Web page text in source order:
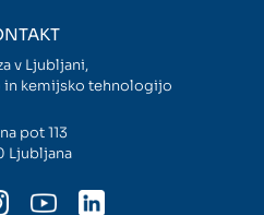
Alumni UL FKKT
Center za raziskave vode UL
SL
v Ljubljani,
in kemijsko tehnologijo
pot 113
Ljubljana